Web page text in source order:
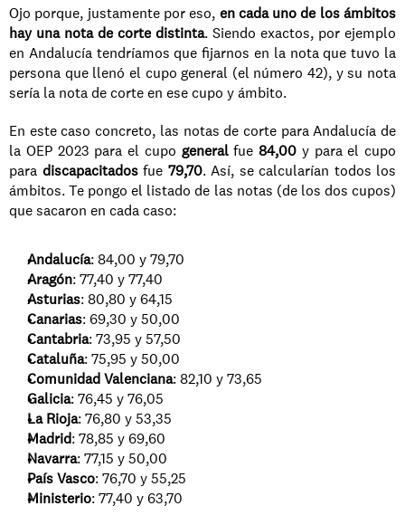
Ojo porque, justamente por eso, en cada uno de los ámbitos
hay una nota de corte distinta. Siendo exactos, por ejemplo
en Andalucía tendríamos que fijarnos en la nota que tuvo la
persona que llenó el cupo general (el número 42), y su nota
sería la nota de corte en ese cupo y ámbito.
En este caso concreto, las notas de corte para Andalucía de
la OEP 2023 para el cupo general fue 84,00 y para el cupo
para discapacitados fue 79,70. Así, se calcularían todos los
ámbitos. Te pongo el listado de las notas (de los dos cupos)
que sacaron en cada caso:
Andalucía: 84,00 y 79,70
Aragón: 77,40 y 77,40
Asturias: 80,80 y 64,15
Canarias: 69,30 y 50,00
Cantabria: 73,95 y 57,50
Cataluña: 75,95 y 50,00
Comunidad Valenciana: 82,10 y 73,65
Galicia: 76,45 y 76,05
La Rioja: 76,80 y 53,35
Madrid: 78,85 y 69,60
Navarra: 77,15 y 50,00
País Vasco: 76,70 y 55,25
Ministerio: 77,40 y 63,70